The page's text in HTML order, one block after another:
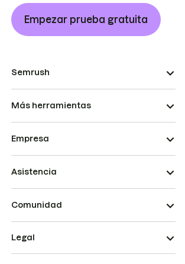
Empezar prueba gratuita
Semrush
Más herramientas
Empresa
Asistencia
Comunidad
Legal